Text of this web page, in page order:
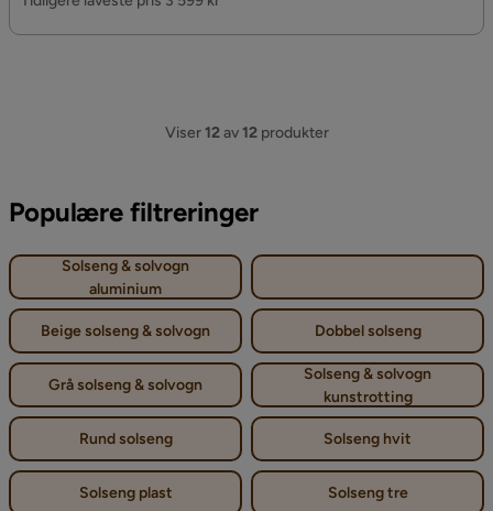
Viser12av12produkter
Populære filtreringer
Solseng & solvogn
aluminium
Beige solseng & solvogn Dobbel solseng
Grå solseng & solvogn
Solseng & solvogn
kunstrotting
Rund solseng Solseng hvit
Solseng plast Solseng tre